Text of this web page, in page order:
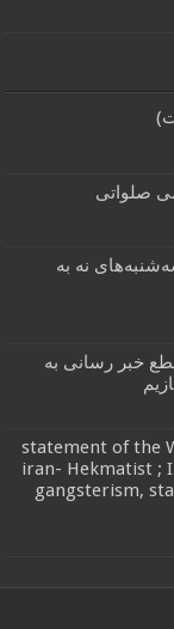
صلواتی
نه به
خبر رسانی به
statement of the
iran- Hekmatist ;
gangsterism,